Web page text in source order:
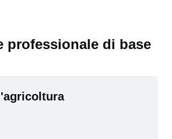
professionale di base